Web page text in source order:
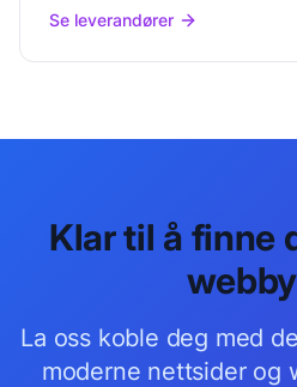
Se leverandører
Klar til å finne
La oss koble deg med
moderne nettsider og